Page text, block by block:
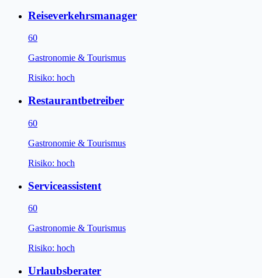
Reiseverkehrsmanager
60
Gastronomie & Tourismus
Risiko: hoch
Restaurantbetreiber
60
Gastronomie & Tourismus
Risiko: hoch
Serviceassistent
60
Gastronomie & Tourismus
Risiko: hoch
Urlaubsberater